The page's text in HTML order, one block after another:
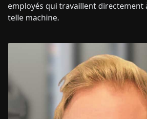
employés qui travaillent
telle machine.